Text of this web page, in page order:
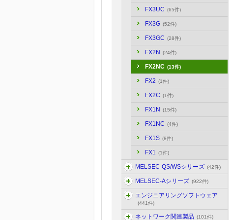
FX3UC (65件)
FX3G (52件)
FX3GC (28件)
FX2N (24件)
FX2NC (13件)
FX2 (1件)
FX2C (1件)
FX1N (15件)
FX1NC (4件)
FX1S (8件)
FX1 (1件)
MELSEC-QS/WSシリーズ (42件)
MELSEC-Aシリーズ (922件)
エンジニアリングソフトウェア
(441件)
ネットワーク関連製品 (101件)